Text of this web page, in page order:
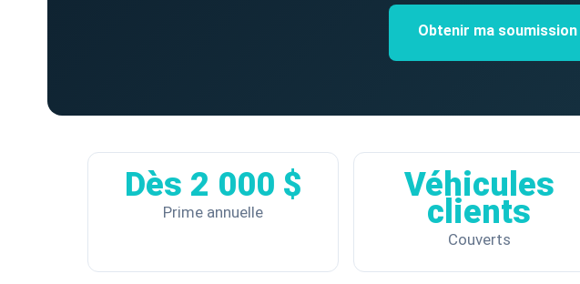
Obtenir ma
Dès 2 000 $
Prime annuelle
Véhicules
clients
Couverts